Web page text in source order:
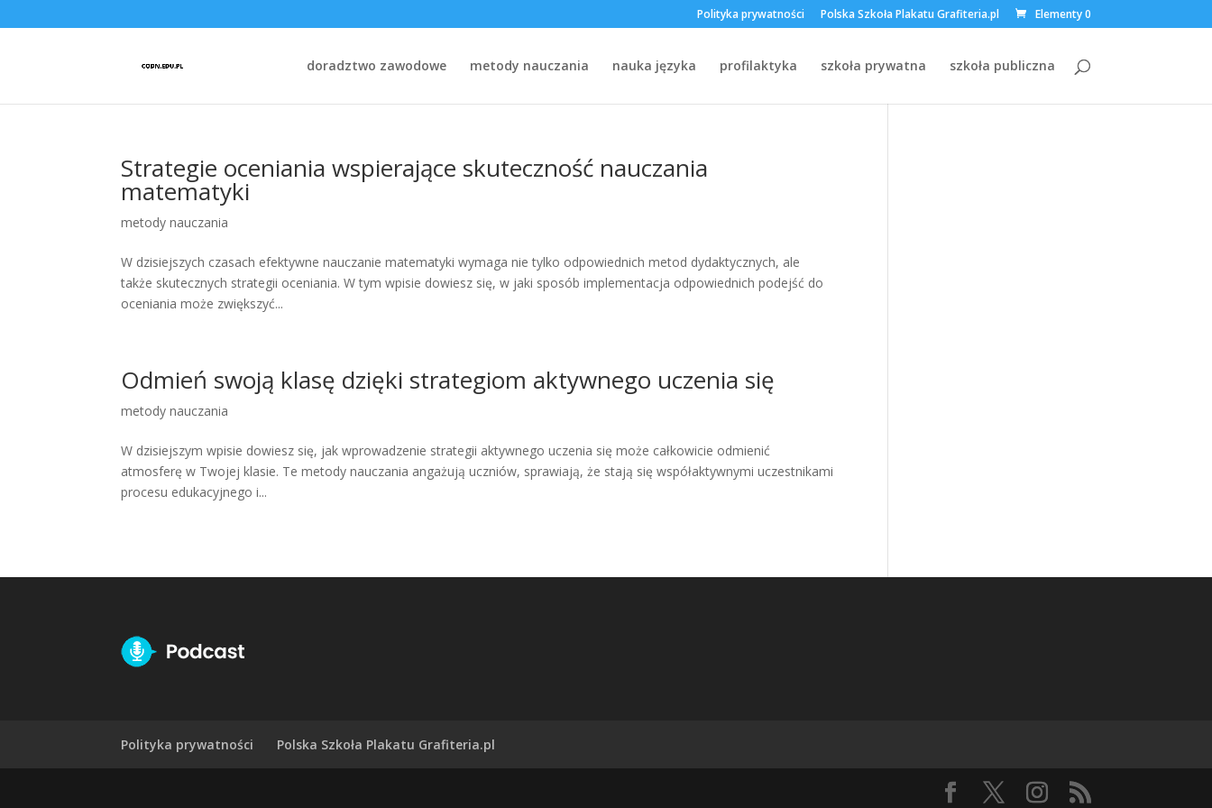
Polityka prywatności Polska Szkoła Plakatu Grafiteria.pl Elementy 0
doradztwo zawodowe metody nauczania nauka języka profilaktyka szkoła prywatna szkoła publiczna
Strategie oceniania wspierające skuteczność nauczania
matematyki
metody nauczania
W dzisiejszych czasach efektywne nauczanie matematyki wymaga nie tylko odpowiednich metod dydaktycznych, ale
także skutecznych strategii oceniania. W tym wpisie dowiesz się, w jaki sposób implementacja odpowiednich podejść do
oceniania może zwiększyć...
Odmień swoją klasę dzięki strategiom aktywnego uczenia się
metody nauczania
W dzisiejszym wpisie dowiesz się, jak wprowadzenie strategii aktywnego uczenia się może całkowicie odmienić
atmosferę w Twojej klasie. Te metody nauczania angażują uczniów, sprawiają, że stają się współaktywnymi uczestnikami
procesu edukacyjnego i...
Polityka prywatności Polska Szkoła Plakatu Grafiteria.pl